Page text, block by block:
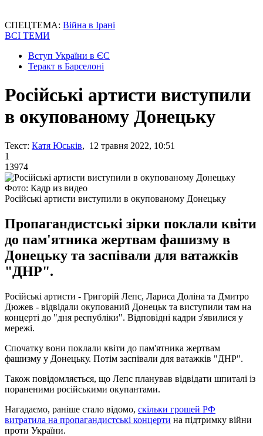
СПЕЦТЕМА: Війна в Ірані
ВСІ ТЕМИ
Вступ України в ЄС
Теракт в Барселоні
Російські артисти виступили
в окупованому Донецьку
Текст: Катя Юськів, 12 травня 2022, 10:51
1
13974
Фото: Кадр из видео
Російські артисти виступили в окупованому Донецьку
Пропагандистські зірки поклали квіти
до пам'ятника жертвам фашизму в
Донецьку та заспівали для ватажків
"ДНР".
Російські артисти - Григорій Лепс, Лариса Доліна та Дмитро
Дюжев - відвідали окупований Донецьк та виступили там на
концерті до "дня республіки". Відповідні кадри з'явилися у
мережі.
Спочатку вони поклали квіти до пам'ятника жертвам
фашизму у Донецьку. Потім заспівали для ватажків "ДНР".
Також повідомляється, що Лепс планував відвідати шпиталі із
пораненими російськими окупантами.
Нагадаємо, раніше стало відомо, скільки грошей РФ
витратила на пропагандистські концерти на підтримку війни
проти України.